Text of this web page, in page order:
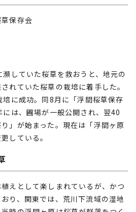
保存会
していた桜草を救おうと、地元の
れていた桜草の栽培に着手した。
に成功。同8月に「浮間桜草保存
は、圃場が一般公開され、翌40
」が始まった。現在は「浮間ヶ原
している。
えとして楽しまれているが、かつ
り、関東では、荒川下流域の湿地